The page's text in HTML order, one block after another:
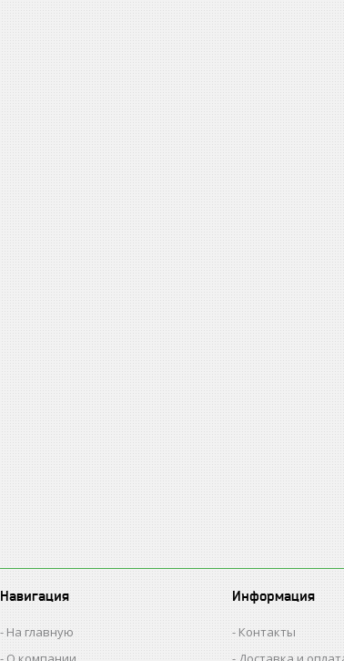
Навигация
На главную
Информация
Контакты